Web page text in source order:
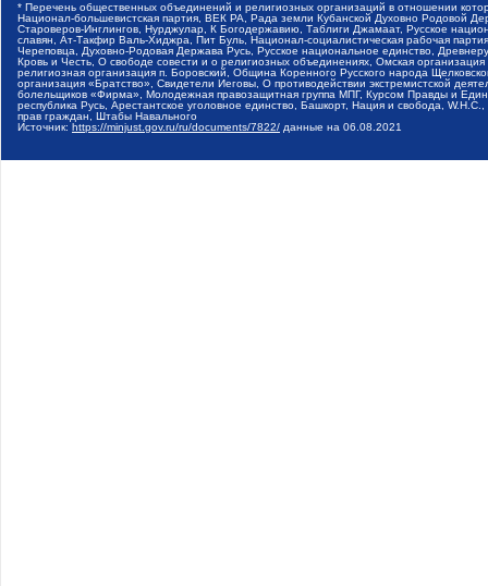
* Перечень общественных объединений и религиозных организаций в отношении
Национал-большевистская партия, ВЕК РА, Рада земли Кубанской Духовно Родовой
Староверов-Инглингов, Нурджулар, К Богодержавию, Таблиги Джамаат, Русское
славян, Ат-Такфир Валь-Хиджра, Пит Буль, Национал-социалистическая рабочая
Череповца, Духовно-Родовая Держава Русь, Русское национальное единство,
Кровь и Честь, О свободе совести и о религиозных объединениях, Омская
религиозная организация п. Боровский, Община Коренного Русского народа
организация «Братство», Свидетели Иеговы, О противодействии экстремистской
болельщиков «Фирма», Молодежная правозащитная группа МПГ, Курсом Правды и
республика Русь, Арестантское уголовное единство, Башкорт, Нация и свобода,
прав граждан, Штабы Навального
Источник: https://minjust.gov.ru/ru/documents/7822/ данные на 06.08.2021